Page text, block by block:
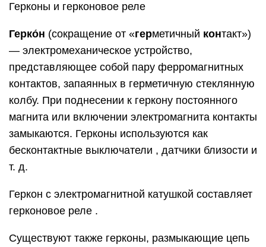
Герконы и герконовое реле
Герко́н (сокращение от «герметичный контакт»)
— электромеханическое устройство,
представляющее собой пару ферромагнитных
контактов, запаянных в герметичную стеклянную
колбу. При поднесении к геркону постоянного
магнита или включении электромагнита контакты
замыкаются. Герконы используются как
бесконтактные выключатели , датчики близости и
т. д.
Геркон с электромагнитной катушкой составляет
герконовое реле .
Существуют также герконы, размыкающие цепь